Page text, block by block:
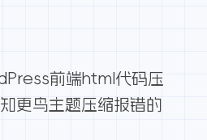
前端html代码压
更鸟主题压缩报错的